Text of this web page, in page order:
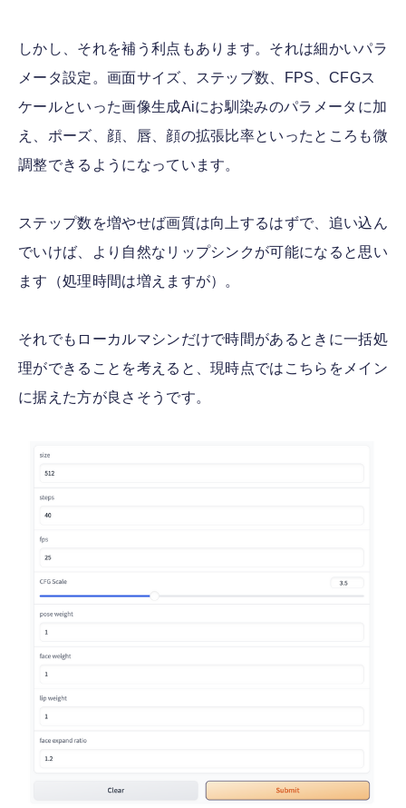
しかし、それを補う利点もあります。それは細かいパラ
メータ設定。画面サイズ、ステップ数、FPS、CFGス
ケールといった画像生成Aiにお馴染みのパラメータに加
え、ポーズ、顔、唇、顔の拡張比率といったところも微
調整できるようになっています。
ステップ数を増やせば画質は向上するはずで、追い込ん
でいけば、より自然なリップシンクが可能になると思い
ます（処理時間は増えますが）。
それでもローカルマシンだけで時間があるときに一括処
理ができることを考えると、現時点ではこちらをメイン
に据えた方が良さそうです。